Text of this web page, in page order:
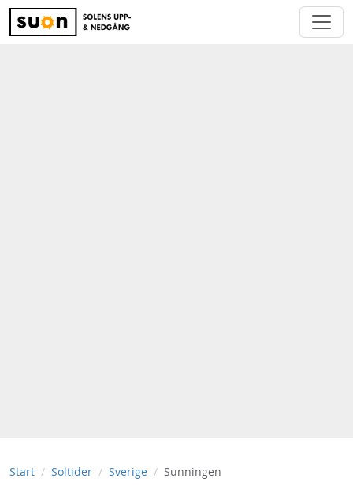
Start Soltider Sverige Sunningen